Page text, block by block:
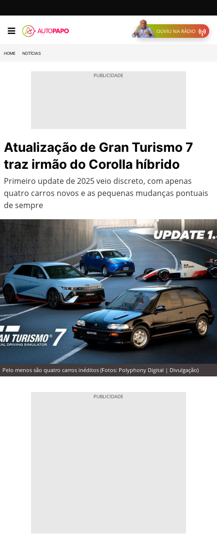
OUVIU NA RÁDIO
HOME NOTÍCIAS
Atualização de Gran Turismo 7
traz irmão do Corolla híbrido
Primeiro update de 2025 veio discreto, com apenas
quatro carros novos e as pequenas mudanças pontuais
de sempre
Pelo menos são quatro carros inéditos (Fotos: Polyphony Digital | Divulgação)